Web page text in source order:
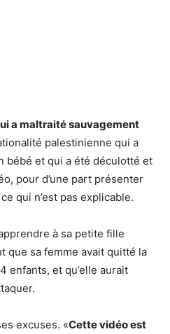
a maltraité sauvagement
palestinienne qui a
bébé et qui a été déculotté et
pour d’une part présenter
qui n’est pas explicable.
à sa petite fille
que sa femme avait quitté la
enfants, et qu’elle aurait
excuses. «Cette vidéo est